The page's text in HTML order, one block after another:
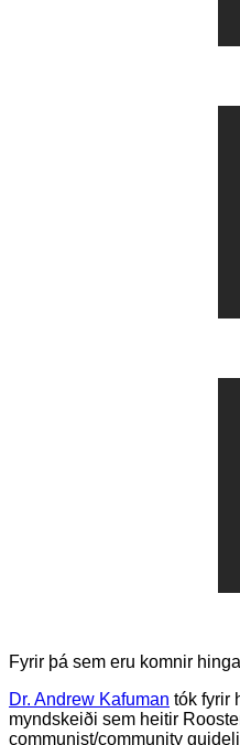
Fyrir þá sem eru komnir
Dr. Andrew Kafuman tók fyrir
myndskeiði sem heitir
communist/community